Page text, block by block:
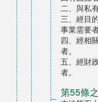
二、與私
三、經目
事業需要者
四、經相
者。
五、經財
者。
第55條